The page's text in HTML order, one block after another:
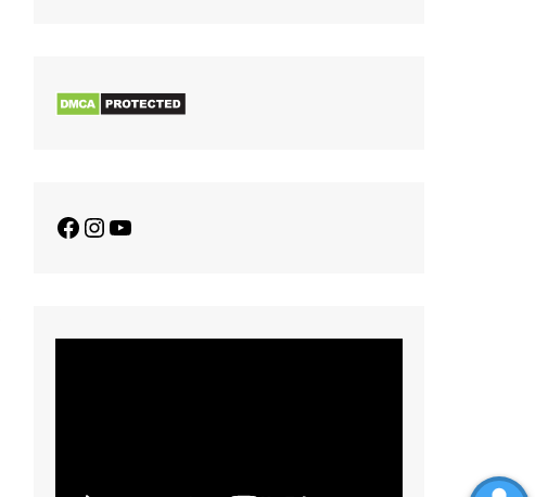
Facebook
Instagram
YouTube